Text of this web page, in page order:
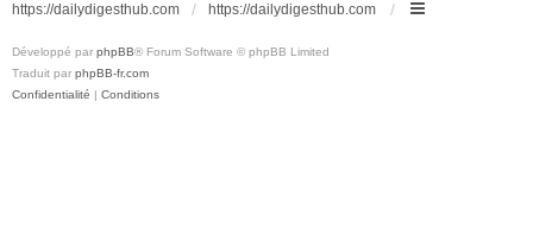
https://dailydigesthub.com https://dailydigesthub.com
Développé par phpBB® Forum Software © phpBB Limited
Traduit par phpBB-fr.com
Confidentialité | Conditions